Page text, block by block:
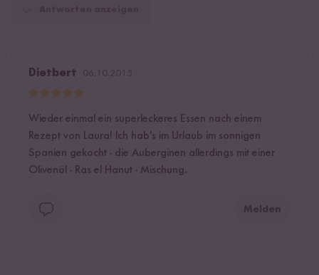
Dietbert
Wieder einmal ein superleckeres Essen nach einem
Rezept von Laura! Ich hab's im Urlaub im sonnigen
Spanien gekocht - die Auberginen allerdings mit einer
Olivenöl - Ras el Hanut - Mischung.
Melden